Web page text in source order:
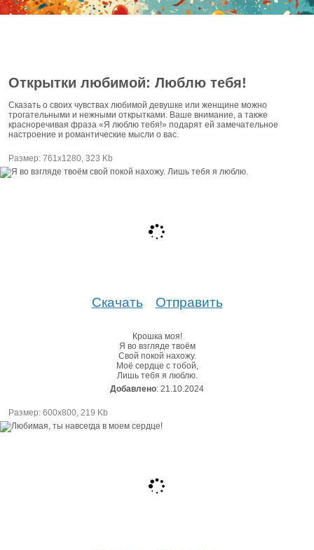
Открытки любимой: Люблю тебя!
Сказать о своих чувствах любимой девушке или женщине можно
трогательными и нежными открытками. Ваше внимание, а также
красноречивая фраза «Я люблю тебя!» подарят ей замечательное
настроение и романтические мысли о вас.
Размер: 761х1280, 323 Kb
Скачать Отправить
Крошка моя!
Я во взгляде твоём
Свой покой нахожу.
Моё сердце с тобой,
Лишь тебя я люблю.
Добавлено: 21.10.2024
Размер: 600х800, 219 Kb